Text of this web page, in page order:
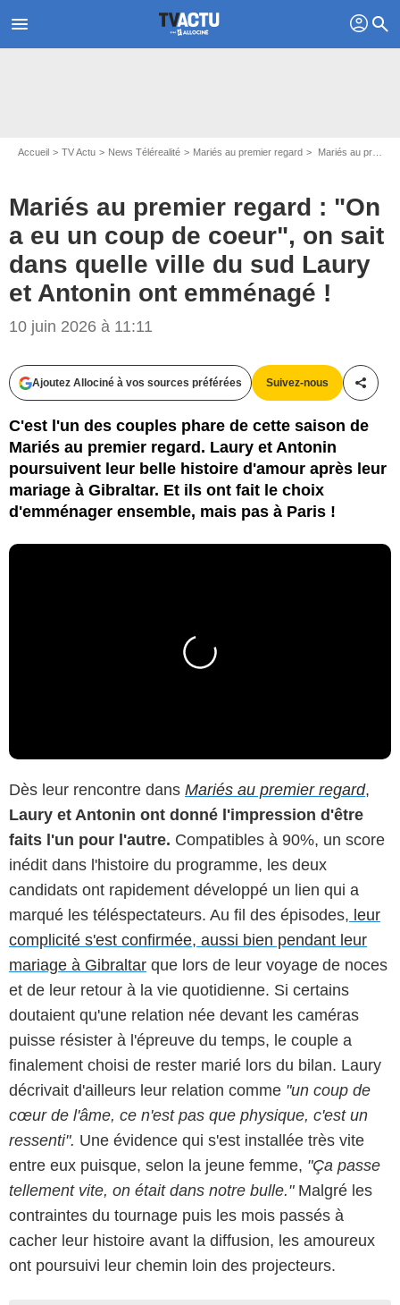
menu profil search
Accueil TV Actu News Télérealité Mariés au premier regard Mariés au premier regard : "On a eu un coup de coeur", on sait dans quelle ville du sud Laury et Antonin ont emménagé !
Mariés au premier regard : "On
a eu un coup de coeur", on sait
dans quelle ville du sud Laury
et Antonin ont emménagé !
10 juin 2026 à 11:11
Ajoutez Allociné à vos sources préférées Suivez-nous
C'est l'un des couples phare de cette saison de
Mariés au premier regard. Laury et Antonin
poursuivent leur belle histoire d'amour après leur
mariage à Gibraltar. Et ils ont fait le choix
d'emménager ensemble, mais pas à Paris !
Dès leur rencontre dans Mariés au premier regard,
Laury et Antonin ont donné l'impression d'être
faits l'un pour l'autre. Compatibles à 90%, un score
inédit dans l'histoire du programme, les deux
candidats ont rapidement développé un lien qui a
marqué les téléspectateurs. Au fil des épisodes, leur
complicité s'est confirmée, aussi bien pendant leur
mariage à Gibraltar que lors de leur voyage de noces
et de leur retour à la vie quotidienne. Si certains
doutaient qu'une relation née devant les caméras
puisse résister à l'épreuve du temps, le couple a
finalement choisi de rester marié lors du bilan. Laury
décrivait d'ailleurs leur relation comme "un coup de
cœur de l'âme, ce n'est pas que physique, c'est un
ressenti". Une évidence qui s'est installée très vite
entre eux puisque, selon la jeune femme, "Ça passe
tellement vite, on était dans notre bulle."Malgré les
contraintes du tournage puis les mois passés à
cacher leur histoire avant la diffusion, les amoureux
ont poursuivi leur chemin loin des projecteurs.